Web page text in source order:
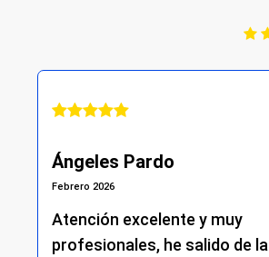
Ángeles Pardo
Febrero 2026
Atención excelente y muy
profesionales, he salido de la